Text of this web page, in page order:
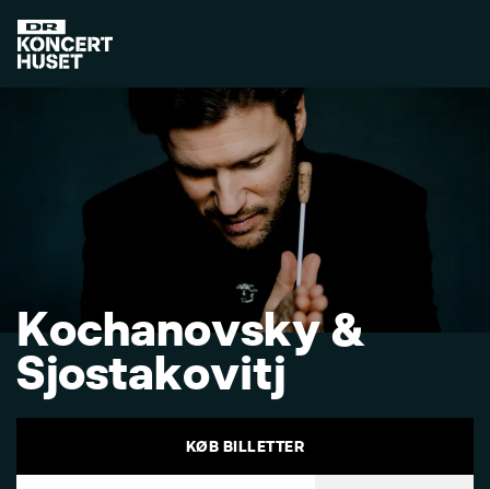
Kochanovsky&
Sjostakovitj
KØB BILLETTER